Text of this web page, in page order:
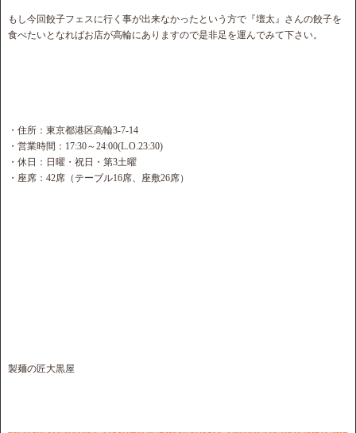
もし今回餃子フェスに行く事が出来なかったという方で『壇太』さんの餃子を
食べたいとなればお店が高輪にありますので是非足を運んでみて下さい。
・住所：東京都港区高輪3-7-14
・営業時間：17:30～24:00(L.O.23:30)
・休日：日曜・祝日・第3土曜
・座席：42席（テーブル16席、座敷26席）
製麺の匠大黒屋